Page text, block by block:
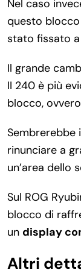
Nel caso
questo
stato fissato
Il grande
II 240 è più
blocco,
Sembrerebbe
rinunciare a
un’area dello
Sul ROG
blocco di
un display
Altri